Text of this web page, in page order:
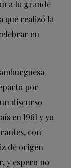
a lo grande
que realizó la
en
por
discurso
en 1961 y yo
con
de origen
y espero no